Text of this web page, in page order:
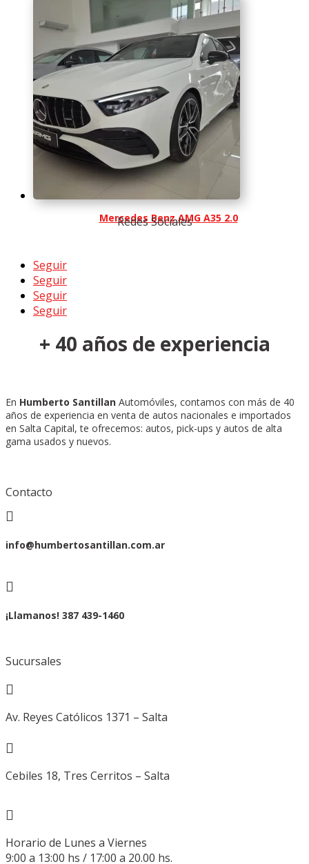
Mercedes Benz AMG A35 2.0
Redes Sociales
Seguir
Seguir
Seguir
Seguir
+ 40 años de experiencia
En Humberto Santillan Automóviles, contamos con más de 40
años de experiencia en venta de autos nacionales e importados
en Salta Capital, te ofrecemos: autos, pick-ups y autos de alta
gama usados y nuevos.
Contacto

info@humbertosantillan.com.ar

¡Llamanos! 387 439-1460
Sucursales

Av. Reyes Católicos 1371 – Salta

Cebiles 18, Tres Cerritos – Salta

Horario de Lunes a Viernes
9:00 a 13:00 hs / 17:00 a 20.00 hs.